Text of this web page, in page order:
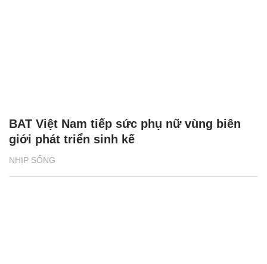
NHỊP SỐNG
BAT Việt Nam tiếp sức phụ nữ vùng biên
giới phát triển sinh kế